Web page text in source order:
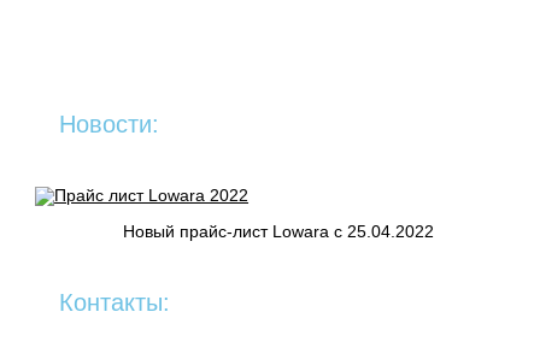
Новости:
Новый прайс-лист Lowara c 25.04.2022
Контакты: